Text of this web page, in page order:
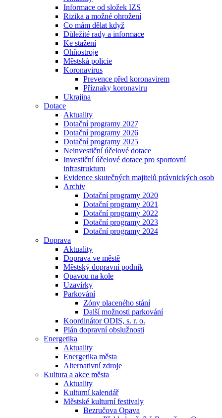
Informace od složek IZS
Rizika a možné ohrožení
Co mám dělat když
Důležité rady a informace
Ke stažení
Ohňostroje
Městská policie
Koronavirus
Prevence před koronavirem
Příznaky koronaviru
Ukrajina
Dotace
Aktuality
Dotační programy 2027
Dotační programy 2026
Dotační programy 2025
Neinvestiční účelové dotace
Investiční účelové dotace pro sportovní
infrastrukturu
Evidence skutečných majitelů právnických osob
Archiv
Dotační programy 2020
Dotační programy 2021
Dotační programy 2022
Dotační programy 2023
Dotační programy 2024
Doprava
Aktuality
Doprava ve městě
Městský dopravní podnik
Opavou na kole
Uzavírky
Parkování
Zóny placeného stání
Další možnosti parkování
Koordinátor ODIS, s. r. o.
Plán dopravní obslužnosti
Energetika
Aktuality
Energetika města
Alternativní zdroje
Kultura a akce města
Aktuality
Kulturní kalendář
Městské kulturní festivaly
Bezručova Opava